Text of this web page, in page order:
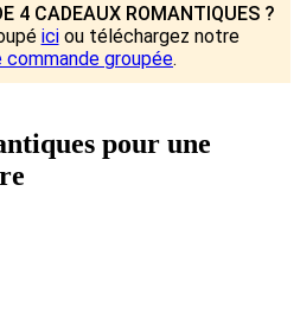
4 CADEAUX ROMANTIQUES ?
iciou téléchargez notre
commande groupée.
pour une